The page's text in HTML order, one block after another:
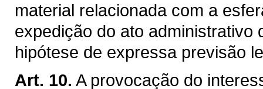
material relacionada com a
expedição do ato administrativo
hipótese de expressa previsão
Art. 10. A provocação do